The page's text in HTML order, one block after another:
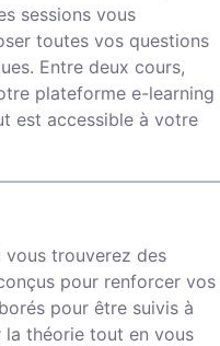
sessions vous
toutes vos questions
Entre deux cours,
plateforme e-learning
est accessible à votre
vous trouverez des
pour renforcer vos
pour être suivis à
théorie tout en vous